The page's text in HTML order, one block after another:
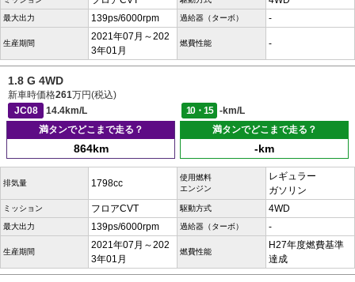
最大出力 139ps/6000rpm 過給器（ターボ） -
生産期間
2021年07月～202
3年01月
燃費性能 -
1.8 G 4WD
新車時価格261万円(税込)
JC08
14.4km/L 10・15
-km/L
満タンでどこまで走る？
864km
満タンでどこまで走る？
-km
排気量 1798cc
使用燃料
エンジン
レギュラー
ガソリン
ミッション フロアCVT 駆動方式 4WD
最大出力 139ps/6000rpm 過給器（ターボ） -
生産期間
2021年07月～202
3年01月
燃費性能
H27年度燃費基準
達成